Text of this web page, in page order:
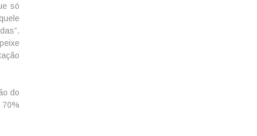
só
do
70%